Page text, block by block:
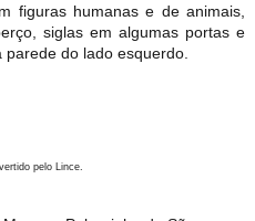
figuras humanas e de animais,
siglas em algumas portas e
do lado esquerdo.
pelo Lince.